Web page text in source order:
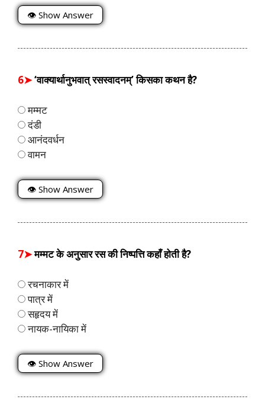
👁 Show Answer
6➤‘वाक्यार्थानुभवात् रसस्वादनम्’ किसका कथन है?
मम्मट
दंडी
आनंदवर्धन
वामन
👁 Show Answer
7➤मम्मट के अनुसार रस की निष्पत्ति कहाँ होती है?
रचनाकार में
पात्र में
सहृदय में
नायक-नायिका में
👁 Show Answer